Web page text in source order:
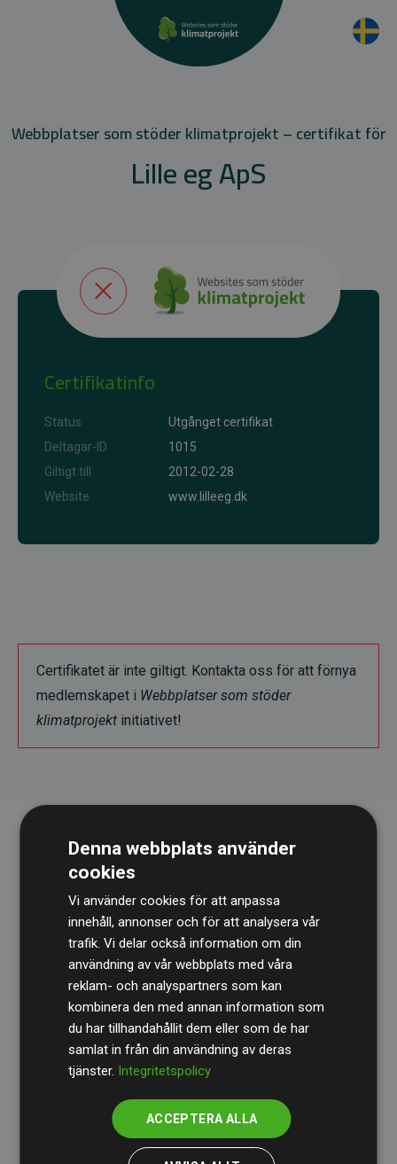
Webbplatser som stöder klimatprojekt – certifikat för
Lille eg ApS
Certifikatinfo
Status
Utgånget certifikat
Deltagar-ID
1015
Giltigt till
2012-02-28
Website
www.lilleeg.dk
Certifikatet är inte giltigt. Kontakta oss för att förnya
medlemskapet i Webbplatser som stöder
klimatprojekt initiativet!
RevisionsbyrånBDOgranskar kontinuerligt våra
beräkningar och vår metod för att säkerställa
transparens och tillförlitlighet.
Deras granskning visar att våra investeringar i
klimatprojekt i genomsnitt kompenserar för
de beräknade CO₂-utsläppenfrån
medlemswebbplatser – ett tydligt bevis på att vårt
arbetssätt ger mätbar klimatnytta.
Denna webbplats använder
cookies
Vi använder cookies för att anpassa
innehåll, annonser och för att analysera vår
trafik. Vi delar också information om din
användning av vår webbplats med våra
reklam- och analyspartners som kan
kombinera den med annan information som
du har tillhandahållit dem eller som de har
samlat in från din användning av deras
tjänster. Integritetspolicy
ACCEPTERA ALLA